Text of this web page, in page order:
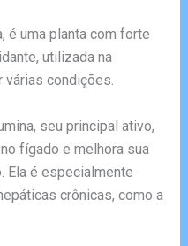
é uma planta com forte
utilizada na
várias condições.
seu principal ativo,
fígado e melhora sua
Ela é especialmente
crônicas, como a